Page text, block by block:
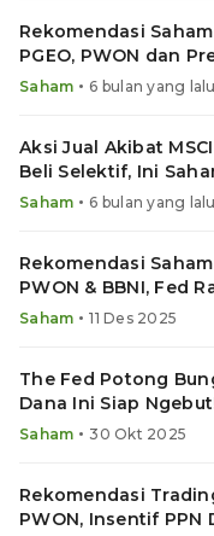
Rekomendasi Saham
PGEO, PWON dan
2026
Saham • 6 bulan yang lalu
Aksi Jual Akibat
Beli Selektif, Ini
Saham • 6 bulan yang lalu
Rekomendasi
PWON & BBNI, Fed
Saham • 11 Des 2025
The Fed Potong
Dana Ini Siap
Saham • 30 Okt 2025
Rekomendasi
PWON, Insentif PPN